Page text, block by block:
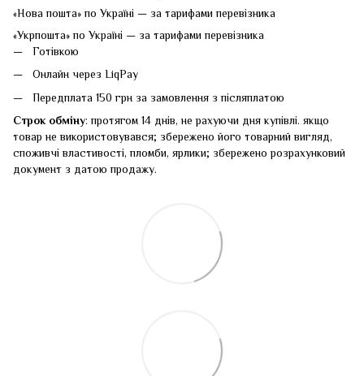
«Нова пошта» по Україні — за тарифами перевізника
«Укрпошта» по Україні — за тарифами перевізника
Готівкою
Онлайн через LiqPay
Передплата 150 грн за замовлення з післяплатою
Строк обміну: протягом 14 днів, не рахуючи дня купівлі. якщо
товар не використовувався; збережено його товарний вигляд,
споживчі властивості, пломби, ярлики; збережено розрахунковий
документ з датою продажу.